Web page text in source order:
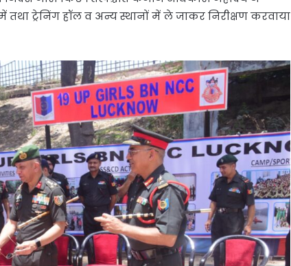
तथा ट्रेनिंग हॉल व अन्य स्थानों में ले जाकर निरीक्षण करवाया